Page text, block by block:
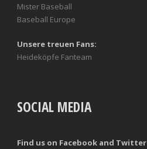
Mister Baseball
Baseball Europe
Unsere treuen Fans:
Heideköpfe Fanteam
SOCIAL MEDIA
Find us on Facebook and Twitter